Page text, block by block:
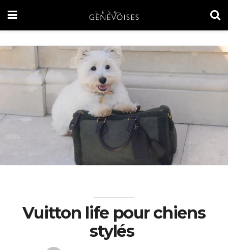
Vuitton life pour chiens
stylés